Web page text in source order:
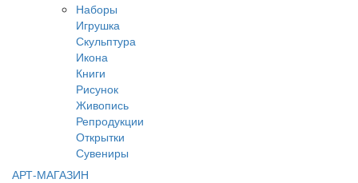
Наборы
Игрушка
Скульптура
Икона
Книги
Рисунок
Живопись
Репродукции
Открытки
Сувениры
АРТ-МАГАЗИН